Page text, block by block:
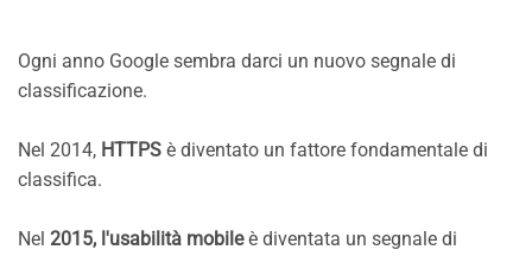
Ogni anno Google sembra darci un nuovo segnale di
classificazione.
Nel 2014, HTTPS è diventato un fattore fondamentale di
classifica.
Nel 2015, l'usabilità mobileè diventata un segnale di